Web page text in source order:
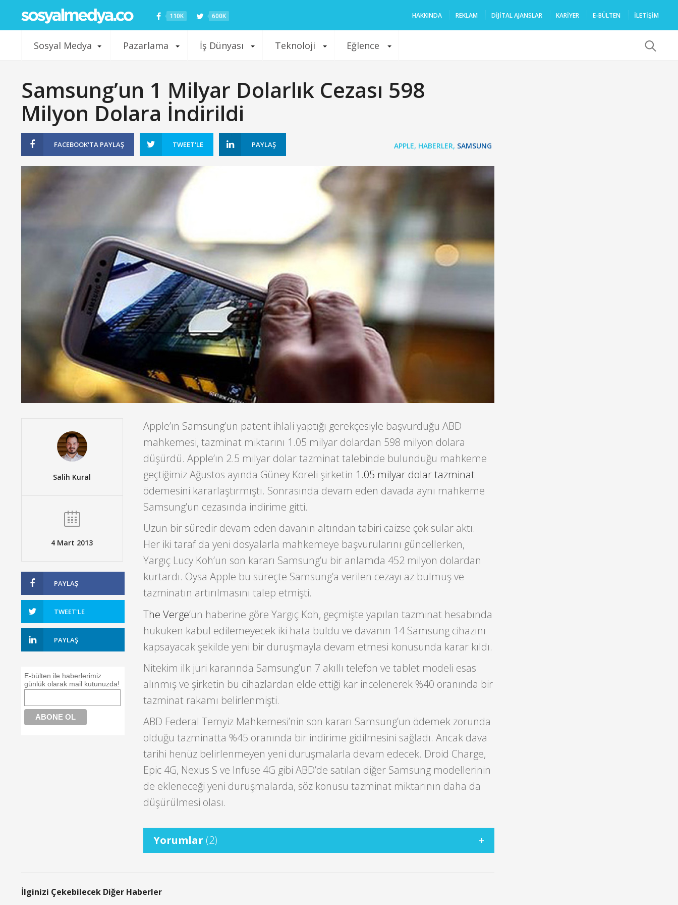
110K 600K HAKKINDA REKLAM DIJITAL AJANSLAR KARIYER E-BÜLTEN İLETİŞİM
Sosyal Medya Pazarlama İş Dünyası Teknoloji Eğlence
Samsung’un 1 Milyar Dolarlık Cezası 598
Milyon Dolara İndirildi
FACEBOOK'TA PAYLAŞ TWEET'LE PAYLAŞ APPLE, HABERLER, SAMSUNG
Salih Kural
4 Mart 2013
PAYLAŞ
TWEET'LE
PAYLAŞ
E-bülten ile haberlerimiz
günlük olarak mail kutunuzda!
Apple’ın Samsung’un patent ihlali yaptığı gerekçesiyle başvurduğu ABD
mahkemesi, tazminat miktarını 1.05 milyar dolardan 598 milyon dolara
düşürdü. Apple’ın 2.5 milyar dolar tazminat talebinde bulunduğu mahkeme
geçtiğimiz Ağustos ayında Güney Koreli şirketin 1.05 milyar dolar tazminat
ödemesini kararlaştırmıştı. Sonrasında devam eden davada aynı mahkeme
Samsung’un cezasında indirime gitti.
Uzun bir süredir devam eden davanın altından tabiri caizse çok sular aktı.
Her iki taraf da yeni dosyalarla mahkemeye başvurularını güncellerken,
Yargıç Lucy Koh’un son kararı Samsung’u bir anlamda 452 milyon dolardan
kurtardı. Oysa Apple bu süreçte Samsung’a verilen cezayı az bulmuş ve
tazminatın artırılmasını talep etmişti.
The Verge‘ün haberine göre Yargıç Koh, geçmişte yapılan tazminat hesabında
hukuken kabul edilemeyecek iki hata buldu ve davanın 14 Samsung cihazını
kapsayacak şekilde yeni bir duruşmayla devam etmesi konusunda karar kıldı.
Nitekim ilk jüri kararında Samsung’un 7 akıllı telefon ve tablet modeli esas
alınmış ve şirketin bu cihazlardan elde ettiği kar incelenerek %40 oranında bir
tazminat rakamı belirlenmişti.
ABD Federal Temyiz Mahkemesi’nin son kararı Samsung’un ödemek zorunda
olduğu tazminatta %45 oranında bir indirime gidilmesini sağladı. Ancak dava
tarihi henüz belirlenmeyen yeni duruşmalarla devam edecek. Droid Charge,
Epic 4G, Nexus S ve Infuse 4G gibi ABD’de satılan diğer Samsung modellerinin
de ekleneceği yeni duruşmalarda, söz konusu tazminat miktarının daha da
düşürülmesi olası.
Yorumlar (2)
İlginizi Çekebilecek Diğer Haberler